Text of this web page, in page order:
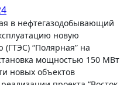
новую
(ГТЭС) “Полярная” на
мощностью 150 МВт
новых объектов